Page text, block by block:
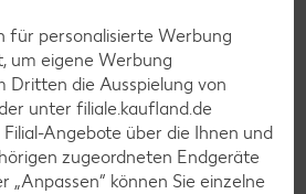
für personalisierte Werbung
um eigene Werbung
Dritten die Ausspielung von
unter filiale.kaufland.de
Angebote über die Ihnen und
zugeordneten Endgeräte
„Anpassen“ können Sie einzelne